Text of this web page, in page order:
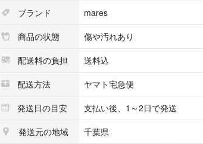
中古品という特性をご理解いただきご購入のご検討をお願
す。
安全に関わる器材のため、使用頻度や経過日数により定期
メンテナンスを推奨します。
複数のサイト、店頭にて在庫を共有しておりますので、ご
となる場合がございます。予めご了承ください。
木更津アウトレット店で取り扱い中です。
■ 発送・梱包
ブランド
mares
商品の状態
傷や汚れあり
配送料の負担
送料込
配送方法
ヤマト宅急便
発送日の目安
支払い後、1～2日で発送
発送元の地域
千葉県